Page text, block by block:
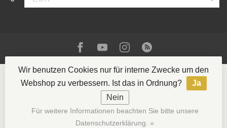
© Copyright 2026 La Casa del Tabaco- Powered by
Lightspeed- Theme byDyvelopment
Wir benutzen Cookies nur für interne Zwecke um den
Webshop zu verbessern. Ist das in Ordnung?
Ja
Nein
Für weitere Informationen beachten Sie bitte unsere
Datenschutzerklärung. »